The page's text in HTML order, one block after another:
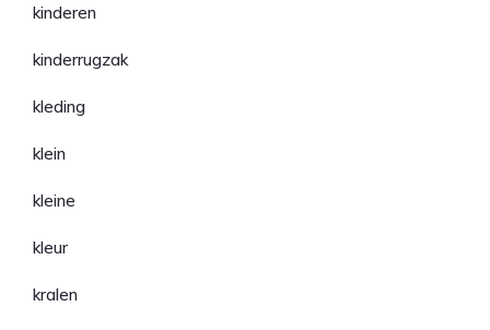
kinderen
kinderrugzak
kleding
klein
kleine
kleur
kralen